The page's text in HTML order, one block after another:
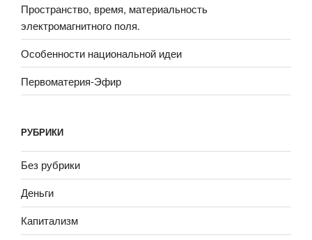
Пространство, время, материальность
электромагнитного поля.
Особенности национальной идеи
Первоматерия-Эфир
РУБРИКИ
Без рубрики
Деньги
Капитализм